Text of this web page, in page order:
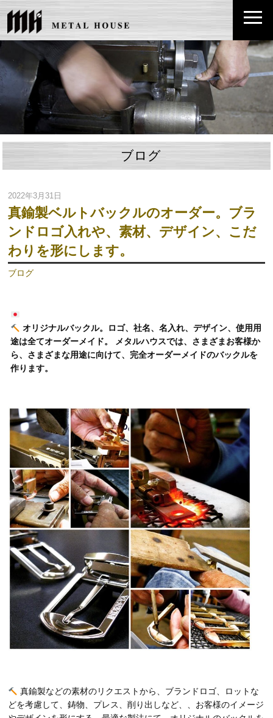
ブログ
2022年3月31日
真鍮製ベルトバックルのオーダー。ブラ
ンドロゴ入れや、素材、デザイン、こだ
わりを形にします。
ブログ
オリジナルバックル。ロゴ、社名、名入れ、デザイン、使用用
途は全てオーダーメイド。 メタルハウスでは、さまざまお客様か
ら、さまざまな用途に向けて、完全オーダーメイドのバックルを
作ります。
真鍮製などの素材のリクエストから、ブランドロゴ、ロットな
どを考慮して、鋳物、プレス、削り出しなど、、お客様のイメージ